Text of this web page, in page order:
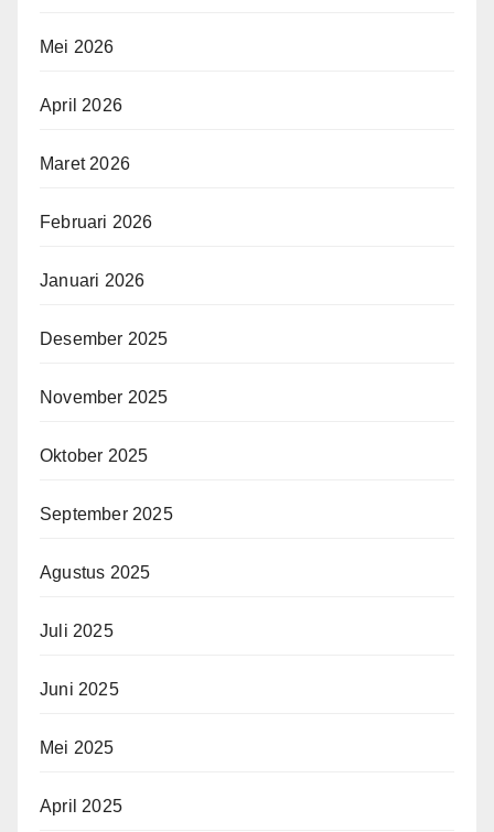
Mei 2026
April 2026
Maret 2026
Februari 2026
Januari 2026
Desember 2025
November 2025
Oktober 2025
September 2025
Agustus 2025
Juli 2025
Juni 2025
Mei 2025
April 2025